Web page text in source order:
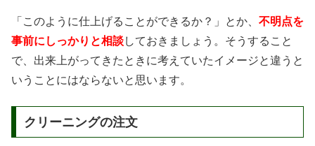
「このように仕上げることができるか？」とか、 不明点を
事前にしっかりと相談しておきましょう。そうすること
で、出来上がってきたときに考えていたイメージと違うと
いうことにはならないと思います。
クリーニングの注文